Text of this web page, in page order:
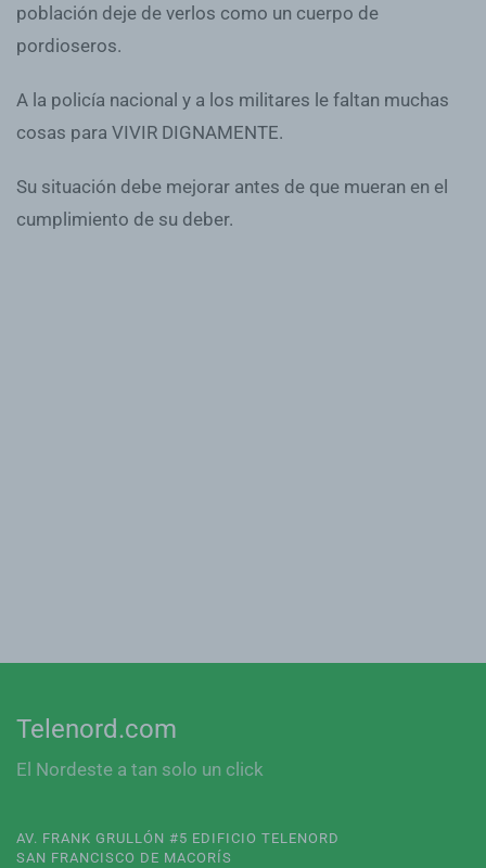
población deje de verlos como un cuerpo de
pordioseros.
A la policía nacional y a los militares le faltan muchas
cosas para VIVIR DIGNAMENTE.
Su situación debe mejorar antes de que mueran en el
cumplimiento de su deber.
Telenord.com
El Nordeste a tan solo un click
AV. FRANK GRULLÓN #5 EDIFICIO TELENORD
SAN FRANCISCO DE MACORÍS